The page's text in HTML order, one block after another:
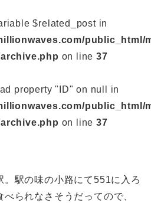
$related_post in
public_html/
on line37
property "ID" on null in
public_html/
on line37
。駅の味の小路にて551に入ろ
られなさそうだってので、